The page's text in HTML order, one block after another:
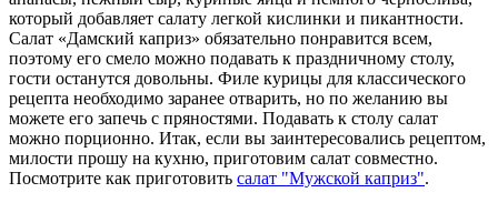
который добавляет салату легкой кислинки и пикантности.
Салат «Дамский каприз» обязательно понравится всем,
поэтому его смело можно подавать к праздничному столу,
гости останутся довольны. Филе курицы для классического
рецепта необходимо заранее отварить, но по желанию вы
можете его запечь с пряностями. Подавать к столу салат
можно порционно. Итак, если вы заинтересовались рецептом,
милости прошу на кухню, приготовим салат совместно.
Посмотрите как приготовить салат "Мужской каприз".